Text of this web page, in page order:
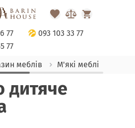
77
093 103 33 77
77
меблів
М'які меблі
дитяче